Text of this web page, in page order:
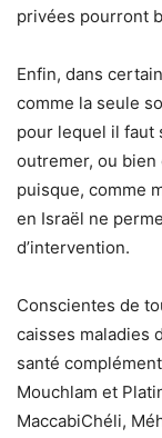
privées pourront
Enfin, dans
comme la seule
pour lequel il faut
outremer, ou bien
puisque, comme
en Israël ne
d’intervention.
Conscientes de
caisses maladies
santé
Mouchlam et
MaccabiChéli,